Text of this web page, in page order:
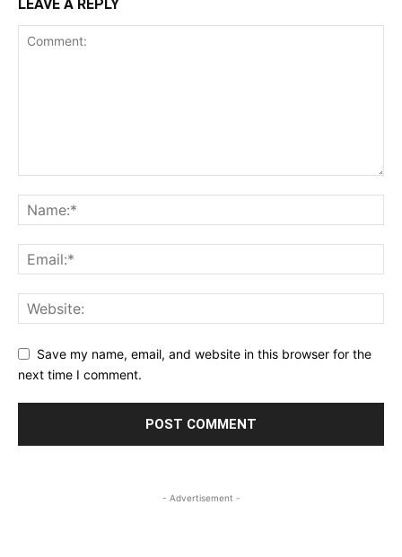
LEAVE A REPLY
Save my name, email, and website in this browser for the
next time I comment.
- Advertisement -